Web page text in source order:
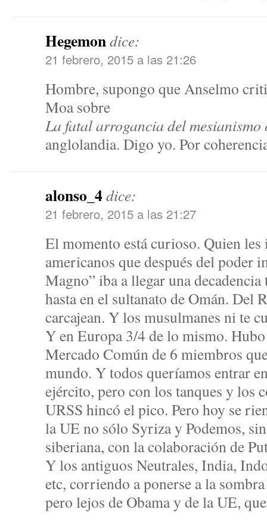
Hegemondice:
21 febrero, 2015 a las 21:26
Hombre, supongo que Anselmo
Moa sobre
La fatal arrogancia del
anglolandia. Digo yo. Por
alonso_4dice:
21 febrero, 2015 a las 21:27
El momento está curioso. Quien les
americanos que después del poder
Magno” iba a llegar una
hasta en el sultanato de Omán. Del
carcajean. Y los musulmanes ni te
Y en Europa 3/4 de lo mismo.
Mercado Común de 6 miembros
mundo. Y todos queríamos entrar
ejército, pero con los tanques y los
URSS hincó el pico. Pero hoy se
la UE no sólo Syriza y Podemos,
siberiana, con la colaboración de
Y los antiguos Neutrales, India,
etc, corriendo a ponerse a la
pero lejos de Obama y de la UE,